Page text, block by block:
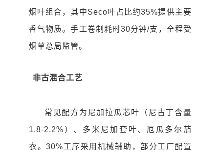
烟叶组合，其中Seco叶占比约35%提供主要
香气物质。手工卷制耗时30分钟/支，全程受
烟草总局监管。
非古混合工艺
常见配方为尼加拉瓜芯叶（尼古丁含量
1.8-2.2%）、多米尼加套叶、厄瓜多尔茄
衣。30%工序采用机械辅助，部分工厂配置